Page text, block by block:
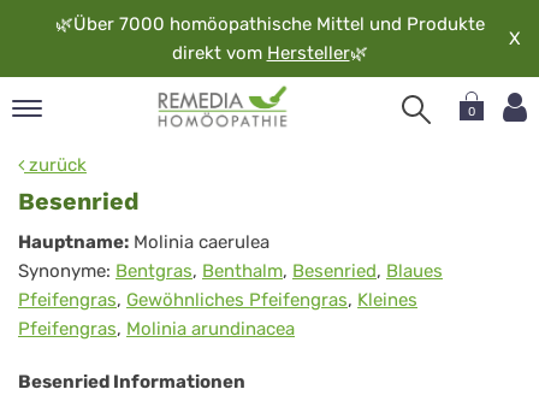
🌿Über 7000 homöopathische Mittel und Produkte
direkt vom Hersteller🌿
X
0
zurück
Besenried
Besenried
Hauptname: Molinia caerulea
Synonyme: Bentgras, Benthalm, Besenried, Blaues
Pfeifengras, Gewöhnliches Pfeifengras, Kleines
Pfeifengras, Molinia arundinacea
Besenried Informationen